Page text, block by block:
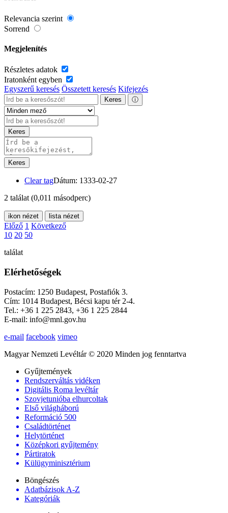
Relevancia szerint
Sorrend
Megjelenítés
Részletes adatok
Iratonként egyben
Egyszerű keresés Összetett keresés Kifejezés
Keres ⓘ
Keres
Keres
Clear tagDátum: 1333-02-27
2 találat (0,011 másodperc)
ikon nézet lista nézet
Előző 1 Következő
10 20 50
találat
Elérhetőségek
Postacím: 1250 Budapest, Postafiók 3.
Cím: 1014 Budapest, Bécsi kapu tér 2-4.
Tel.: +36 1 225 2843, +36 1 225 2844
E-mail: info@mnl.gov.hu
e-mail facebook vimeo
Magyar Nemzeti Levéltár © 2020 Minden jog fenntartva
Gyűjtemények
Rendszerváltás vidéken
Digitális Roma levéltár
Szovjetunióba elhurcoltak
Első világháború
Reformáció 500
Családtörténet
Helytörténet
Középkori gyűjtemény
Pártiratok
Külügyminisztérium
Böngészés
Adatbázisok A-Z
Kategóriák